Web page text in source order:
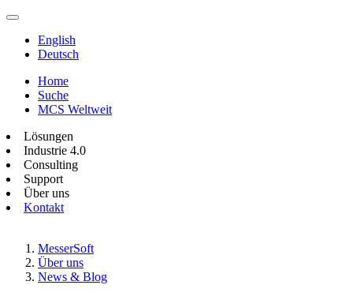
English
Deutsch
Home
Suche
MCS Weltweit
Lösungen
Industrie 4.0
Consulting
Support
Über uns
Kontakt
MesserSoft
Über uns
News & Blog